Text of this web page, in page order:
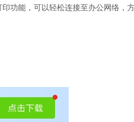
功能，可以轻松连接至办公网络，